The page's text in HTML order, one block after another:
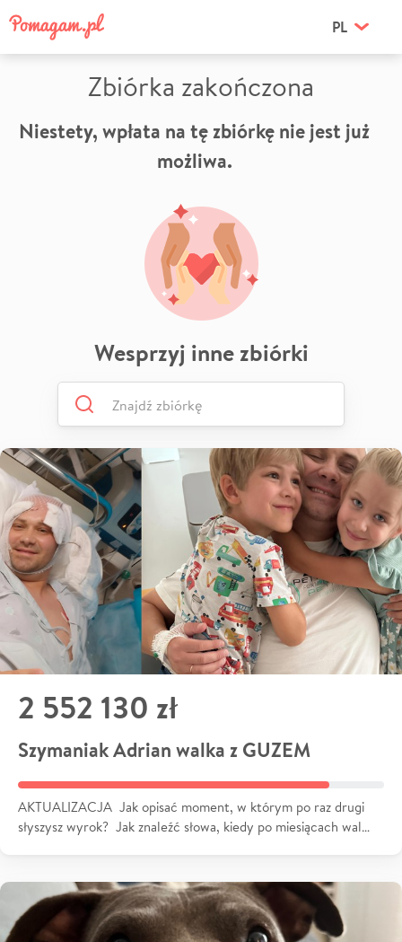
PL
Zbiórka zakończona
Niestety, wpłata na tę zbiórkę nie jest już
możliwa.
Wesprzyj inne zbiórki
2 552 130 zł
Szymaniak Adrian walka z GUZEM
AKTUALIZACJA Jak opisać moment, w którym po raz drugi
słyszysz wyrok? Jak znaleźć słowa, kiedy po miesiącach wal…